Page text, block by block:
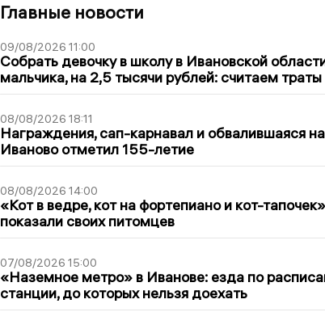
Главные новости
09/08/2026 11:00
Собрать девочку в школу в Ивановской
мальчика, на 2,5 тысячи рублей: считаем траты
08/08/2026 18:11
Награждения, сап-карнавал и обвалившаяся
Иваново отметил 155-летие
08/08/2026 14:00
«Кот в ведре, кот на фортепиано и кот-
показали своих питомцев
07/08/2026 15:00
«Наземное метро» в Иванове: езда по
станции, до которых нельзя доехать